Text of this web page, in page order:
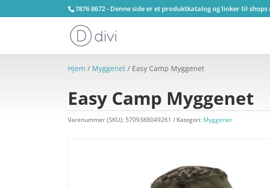
7876 8672 - Denne side er et produktkatalog og linker til
Hjem / Myggenet / Easy Camp Myggenet
Easy Camp Myggenet
Varenummer (SKU): 5709388049261 Kategori: Myggenet